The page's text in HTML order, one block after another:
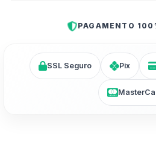
PAGAMENTO
SSL Seguro Pix